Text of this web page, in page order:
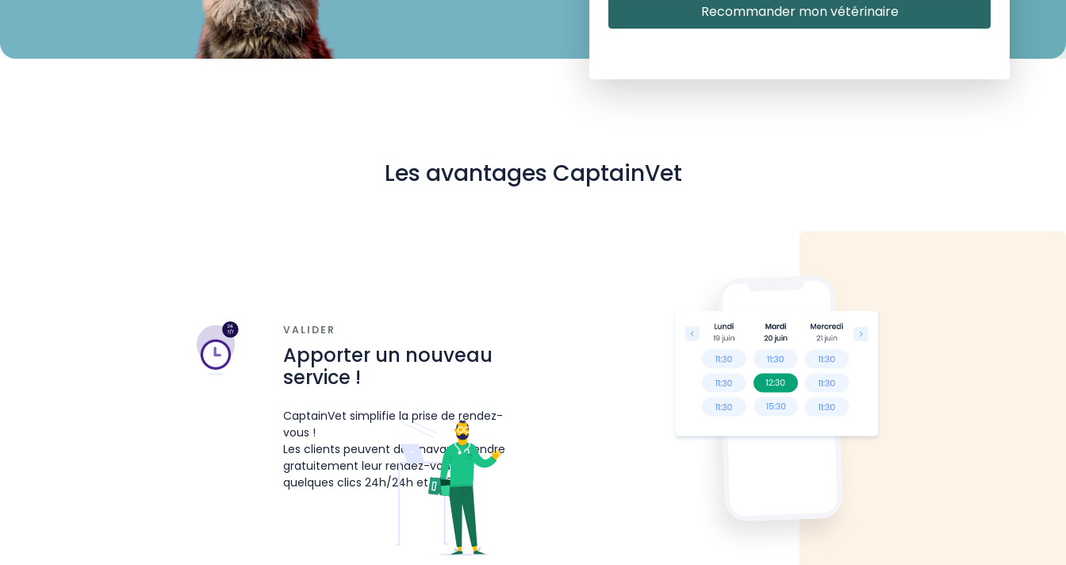
Les avantages CaptainVet
VALIDER
Apporter un nouveau
service !
CaptainVet simplifie la prise de rendez-
vous !
Les clients peuvent dorénavant prendre
gratuitement leur rendez-vous en
quelques clics 24h/24h et 7j/7